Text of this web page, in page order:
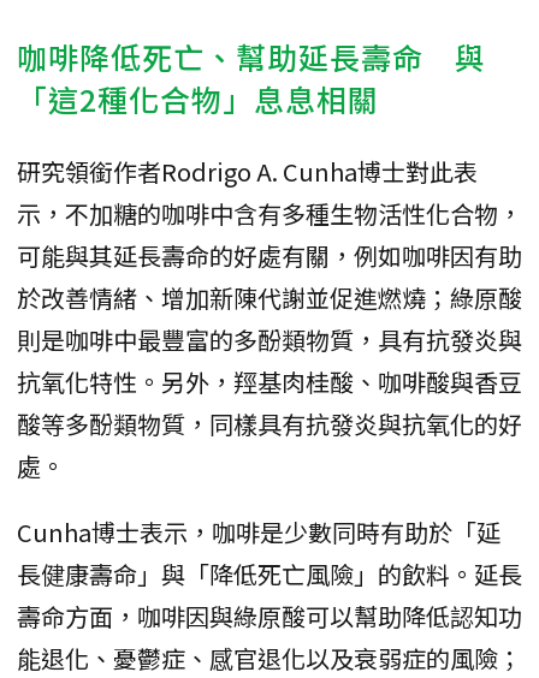
咖啡降低死亡、幫助延長壽命 與
「這2種化合物」息息相關
研究領銜作者Rodrigo A. Cunha博士對此表
示，不加糖的咖啡中含有多種生物活性化合物，
可能與其延長壽命的好處有關，例如咖啡因有助
於改善情緒、增加新陳代謝並促進燃燒；綠原酸
則是咖啡中最豐富的多酚類物質，具有抗發炎與
抗氧化特性。另外，羥基肉桂酸、咖啡酸與香豆
酸等多酚類物質，同樣具有抗發炎與抗氧化的好
處。
Cunha博士表示，咖啡是少數同時有助於「延
長健康壽命」與「降低死亡風險」的飲料。延長
壽命方面，咖啡因與綠原酸可以幫助降低認知功
能退化、憂鬱症、感官退化以及衰弱症的風險；